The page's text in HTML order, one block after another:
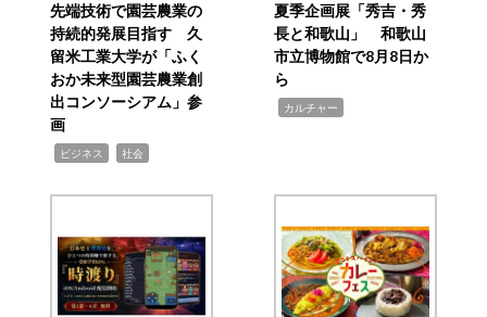
先端技術で園芸農業の
持続的発展目指す 久
留米工業大学が「ふく
おか未来型園芸農業創
出コンソーシアム」参
画
ビジネス 社会
夏季企画展「秀吉・秀
長と和歌山」 和歌山
市立博物館で8月8日か
ら
カルチャー